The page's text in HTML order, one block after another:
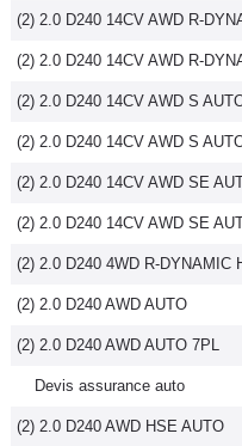
(2) 2.0 D240 14CV AWD R-
(2) 2.0 D240 14CV AWD R-
(2) 2.0 D240 14CV AWD S
(2) 2.0 D240 14CV AWD S
(2) 2.0 D240 14CV AWD SE
(2) 2.0 D240 14CV AWD SE
(2) 2.0 D240 4WD R-DYNAMIC
(2) 2.0 D240 AWD AUTO
(2) 2.0 D240 AWD AUTO 7PL
Devis assurance auto
(2) 2.0 D240 AWD HSE AUTO